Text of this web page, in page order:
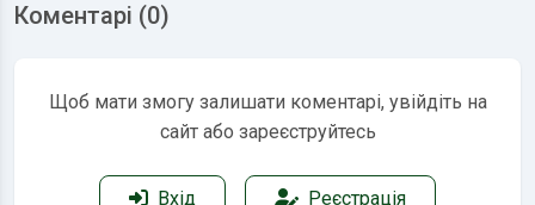
Коментарі (0)
Щоб мати змогу залишати коментарі, увійдіть на
сайт або зареєструйтесь
Вхід Реєстрація